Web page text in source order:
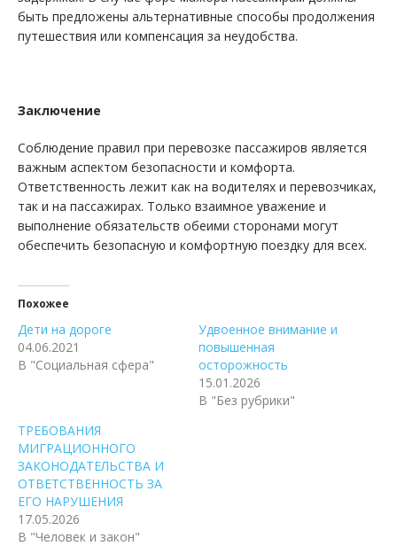
быть предложены альтернативные способы продолжения
путешествия или компенсация за неудобства.
Заключение
Соблюдение правил при перевозке пассажиров является
важным аспектом безопасности и комфорта.
Ответственность лежит как на водителях и перевозчиках,
так и на пассажирах. Только взаимное уважение и
выполнение обязательств обеими сторонами могут
обеспечить безопасную и комфортную поездку для всех.
Похожее
Дети на дороге
04.06.2021
В "Социальная сфера"
Удвоенное внимание и
повышенная
осторожность
15.01.2026
В "Без рубрики"
ТРЕБОВАНИЯ
МИГРАЦИОННОГО
ЗАКОНОДАТЕЛЬСТВА И
ОТВЕТСТВЕННОСТЬ ЗА
ЕГО НАРУШЕНИЯ
17.05.2026
В "Человек и закон"